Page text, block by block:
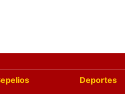
Deportes